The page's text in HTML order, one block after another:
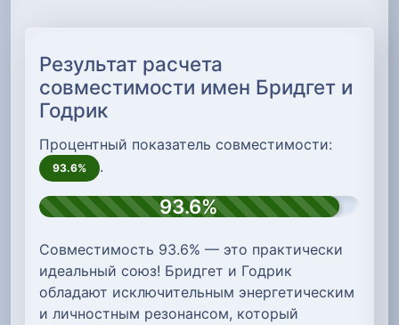
Результат расчета
совместимости имен Бридгет и
Годрик
Процентный показатель совместимости:
93.6% .
93.6%
Совместимость 93.6% — это практически
идеальный союз! Бридгет и Годрик
обладают исключительным энергетическим
и личностным резонансом, который